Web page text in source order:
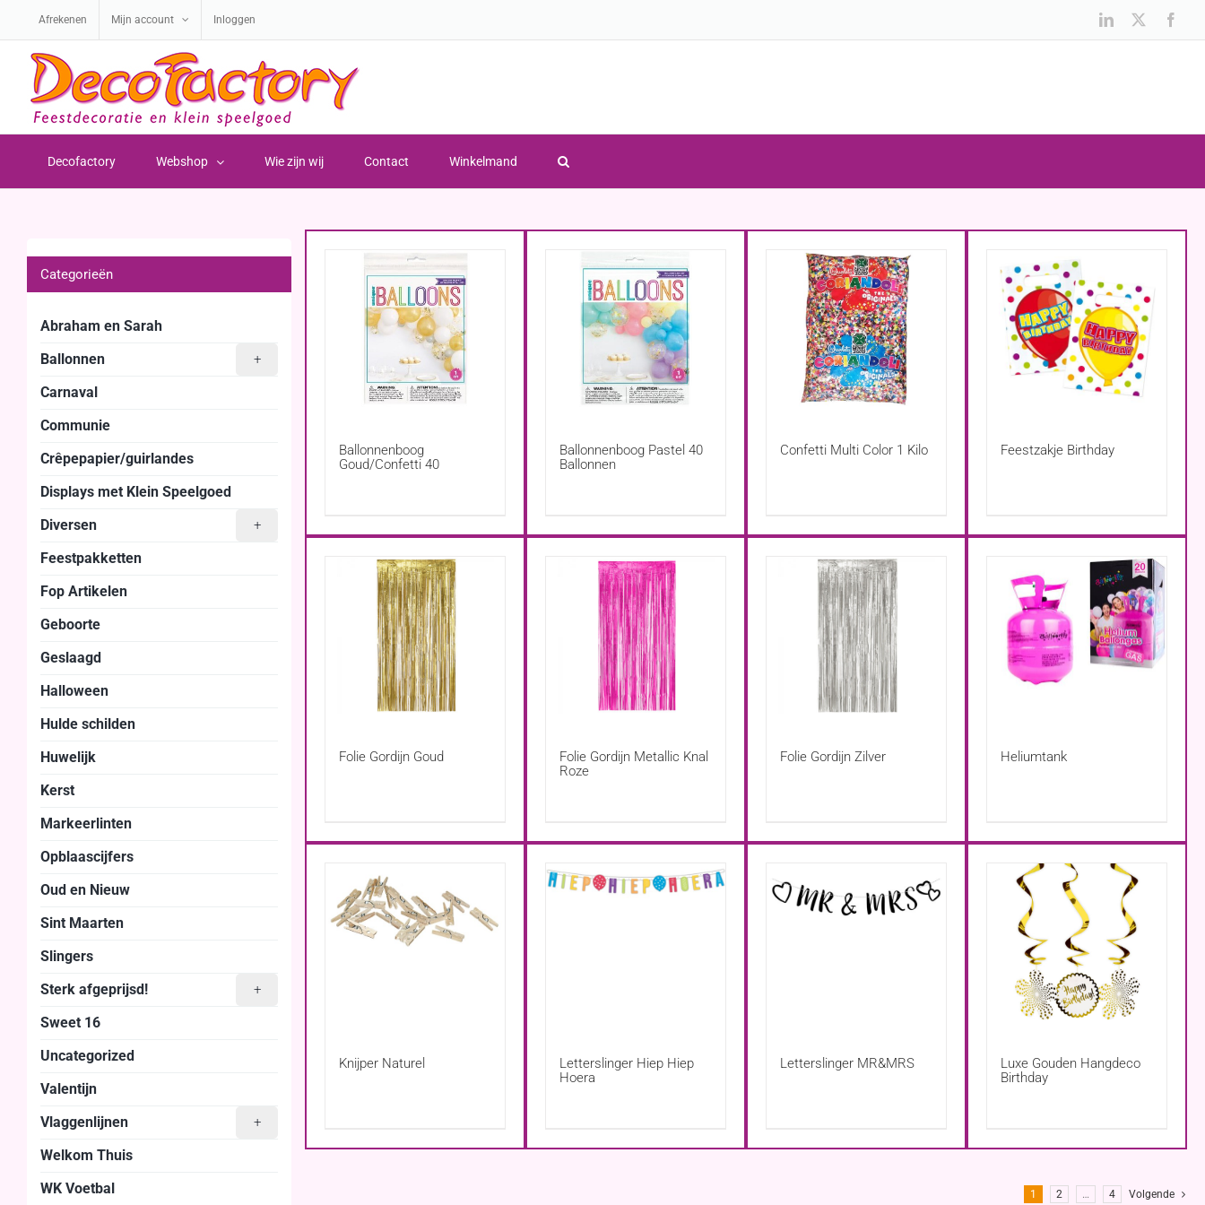
inhoud
Afrekenen Mijn account Inloggen LinkedIn
Decofactory Webshop Wie zijn wij Contact Winkelmand
Ballonnenboog
Goud/Confetti 40
Ballonnenboog Pastel 40
Ballonnen
Confetti Multi Color 1 Kilo Feestzakje Birthday
Folie Gordijn Goud
Folie Gordijn Metallic Knal
Roze
Folie Gordijn Zilver Heliumtank
Knijper Naturel
Letterslinger Hiep Hiep
Hoera
Letterslinger MR&MRS
Luxe Gouden Hangdeco
Birthday
1 2 … 4 Volgende
Categorieën
Abraham en Sarah
+
Ballonnen
Carnaval
Communie
Crêpepapier/guirlandes
Displays met Klein Speelgoed
+
Diversen
Feestpakketten
Fop Artikelen
Geboorte
Geslaagd
Halloween
Hulde schilden
Huwelijk
Kerst
Markeerlinten
Opblaascijfers
Oud en Nieuw
Sint Maarten
Slingers
+
Sterk afgeprijsd!
Sweet 16
Uncategorized
Valentijn
+
Vlaggenlijnen
Welkom Thuis
WK Voetbal